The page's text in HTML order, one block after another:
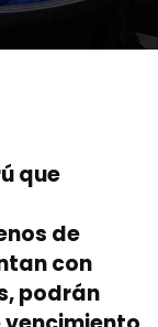
que
de
con
podrán